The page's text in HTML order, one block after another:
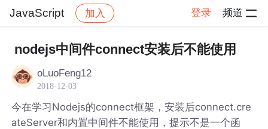
JavaScript 加入 登录 频道
JavaScript 帖子详情
nodejs中间件connect安装后不能使用
oLuoFeng12
2018-12-03
今在学习Nodejs的connect框架，安装后connect.cre
ateServer和内置中间件不能使用，提示不是一个函